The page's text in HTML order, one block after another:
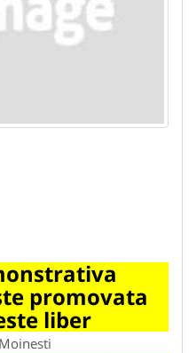
promovata
liber